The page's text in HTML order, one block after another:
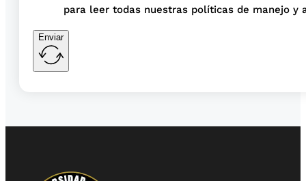
para leer todas nuestras políticas de manejo y
Enviar